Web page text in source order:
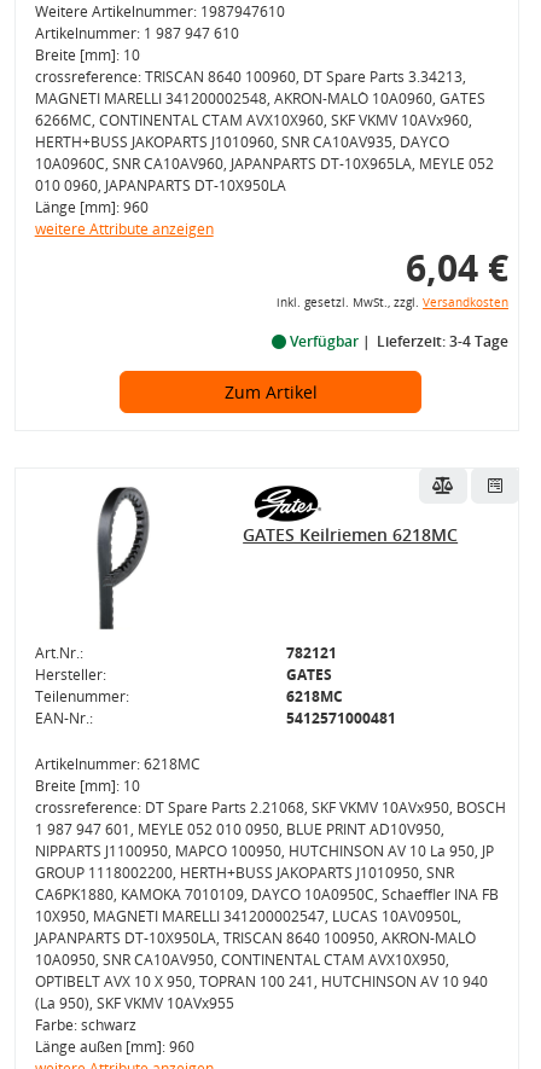
Weitere Artikelnummer: 1987947610
Artikelnummer: 1 987 947 610
Breite [mm]: 10
crossreference: TRISCAN 8640 100960, DT Spare Parts 3.34213,
MAGNETI MARELLI 341200002548, AKRON-MALÒ 10A0960, GATES
6266MC, CONTINENTAL CTAM AVX10X960, SKF VKMV 10AVx960,
HERTH+BUSS JAKOPARTS J1010960, SNR CA10AV935, DAYCO
10A0960C, SNR CA10AV960, JAPANPARTS DT-10X965LA, MEYLE 052
010 0960, JAPANPARTS DT-10X950LA
Länge [mm]: 960
weitere Attribute anzeigen
6,04 €
inkl. gesetzl. MwSt., zzgl. Versandkosten
Verfügbar Lieferzeit: 3-4 Tage
Zum Artikel
GATES Keilriemen 6218MC
Art.Nr.:
782121
Hersteller:
GATES
Teilenummer:
6218MC
EAN-Nr.:
5412571000481
Artikelnummer: 6218MC
Breite [mm]: 10
crossreference: DT Spare Parts 2.21068, SKF VKMV 10AVx950, BOSCH
1 987 947 601, MEYLE 052 010 0950, BLUE PRINT AD10V950,
NIPPARTS J1100950, MAPCO 100950, HUTCHINSON AV 10 La 950, JP
GROUP 1118002200, HERTH+BUSS JAKOPARTS J1010950, SNR
CA6PK1880, KAMOKA 7010109, DAYCO 10A0950C, Schaeffler INA FB
10X950, MAGNETI MARELLI 341200002547, LUCAS 10AV0950L,
JAPANPARTS DT-10X950LA, TRISCAN 8640 100950, AKRON-MALÒ
10A0950, SNR CA10AV950, CONTINENTAL CTAM AVX10X950,
OPTIBELT AVX 10 X 950, TOPRAN 100 241, HUTCHINSON AV 10 940
(La 950), SKF VKMV 10AVx955
Farbe: schwarz
Länge außen [mm]: 960